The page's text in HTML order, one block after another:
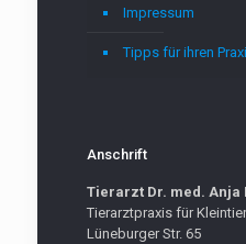
Impressum
Tipps für ihren
Anschrift
Tierarzt Dr. med. Anja
Tierarztpraxis für
Lüneburger Str. 65